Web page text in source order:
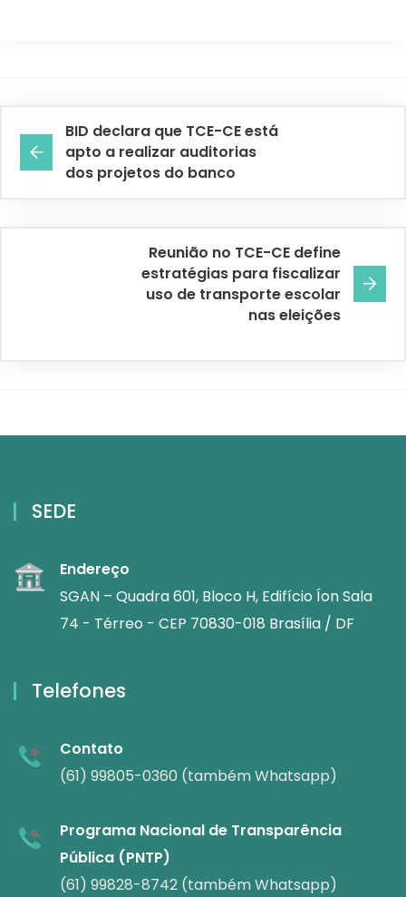
BID declara que TCE-CE está
apto a realizar auditorias
dos projetos do banco
Reunião no TCE-CE define
estratégias para fiscalizar
uso de transporte escolar
nas eleições
SEDE
Endereço
SGAN – Quadra 601, Bloco H, Edifício Íon Sala
74 - Térreo - CEP 70830-018 Brasília / DF
Telefones
Contato
(61) 99805-0360 (também Whatsapp)
Programa Nacional de Transparência
Pública (PNTP)
(61) 99828-8742 (também Whatsapp)